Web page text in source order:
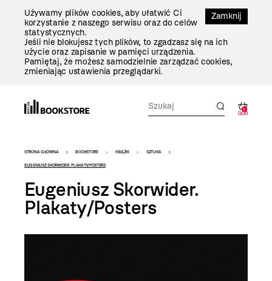
Zamknij
Używamy plików cookies, aby ułatwić Ci
korzystanie z naszego serwisu oraz do celów
statystycznych.
Jeśli nie blokujesz tych plików, to zgadzasz się na ich
użycie oraz zapisanie w pamięci urządzenia.
Pamiętaj, że możesz samodzielnie zarządzać cookies,
zmieniając ustawienia przeglądarki.
0
0,00
Bookstore
-
szablon
szczegóły
STRONA GŁÓWNA BOOKSTORE KSIĄŻKI SZTUKA
EUGENIUSZ SKORWIDER. PLAKATY/POSTERS
Eugeniusz Skorwider.
Plakaty/Posters